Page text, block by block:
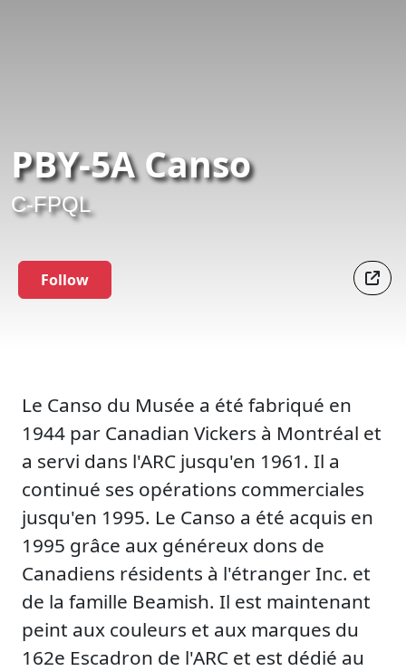
PBY-5A Canso
C-FPQL
Follow
Le Canso du Musée a été fabriqué en
1944 par Canadian Vickers à Montréal et
a servi dans l'ARC jusqu'en 1961. Il a
continué ses opérations commerciales
jusqu'en 1995. Le Canso a été acquis en
1995 grâce aux généreux dons de
Canadiens résidents à l'étranger Inc. et
de la famille Beamish. Il est maintenant
peint aux couleurs et aux marques du
162e Escadron de l'ARC et est dédié au